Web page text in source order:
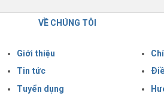
VỀ CHÚNG TÔI
Giới thiệu
Tin tức
Tuyển dụng